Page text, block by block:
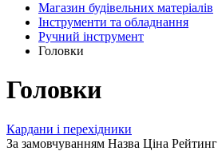
Магазин будівельних матеріалів
Інструменти та обладнання
Ручний інструмент
Головки
Головки
Кардани і перехідники
За замовчуванням Назва Ціна Рейтинг